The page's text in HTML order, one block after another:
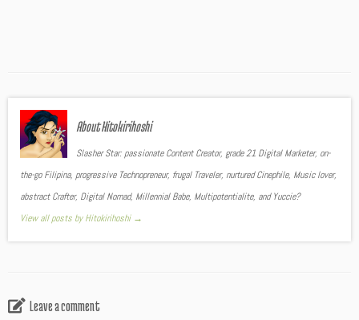
About Hitokirihoshi
Slasher Star: passionate Content Creator, grade 21 Digital Marketer, on-
the-go Filipina, progressive Technopreneur, frugal Traveler, nurtured Cinephile, Music lover,
abstract Crafter, Digital Nomad, Millennial Babe, Multipotentialite, and Yuccie?
View all posts by Hitokirihoshi →
Leave a comment